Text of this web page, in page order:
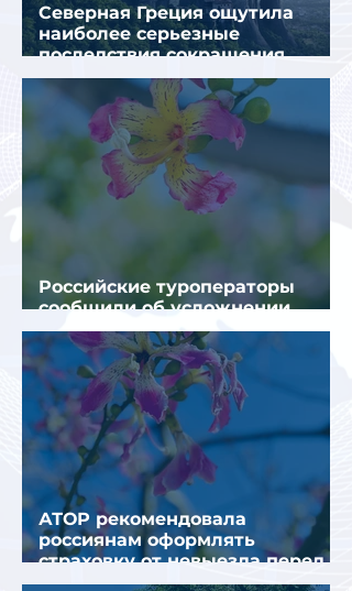
Северная Греция ощутила
наиболее серьезные
последствия сокращения
турпотока из России
Российские туроператоры
сообщили об усложнении
получения виз в Грецию
АТОР рекомендовала
россиянам оформлять
страховку от невыезда перед
поездкой в Грецию